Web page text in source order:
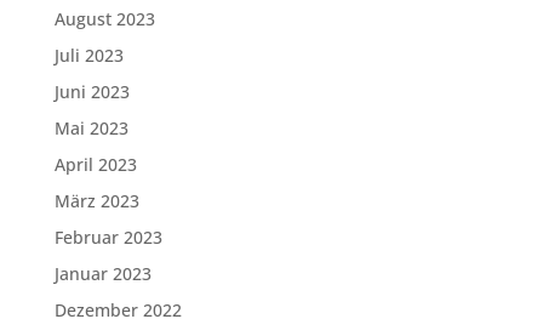
August 2023
Juli 2023
Juni 2023
Mai 2023
April 2023
März 2023
Februar 2023
Januar 2023
Dezember 2022